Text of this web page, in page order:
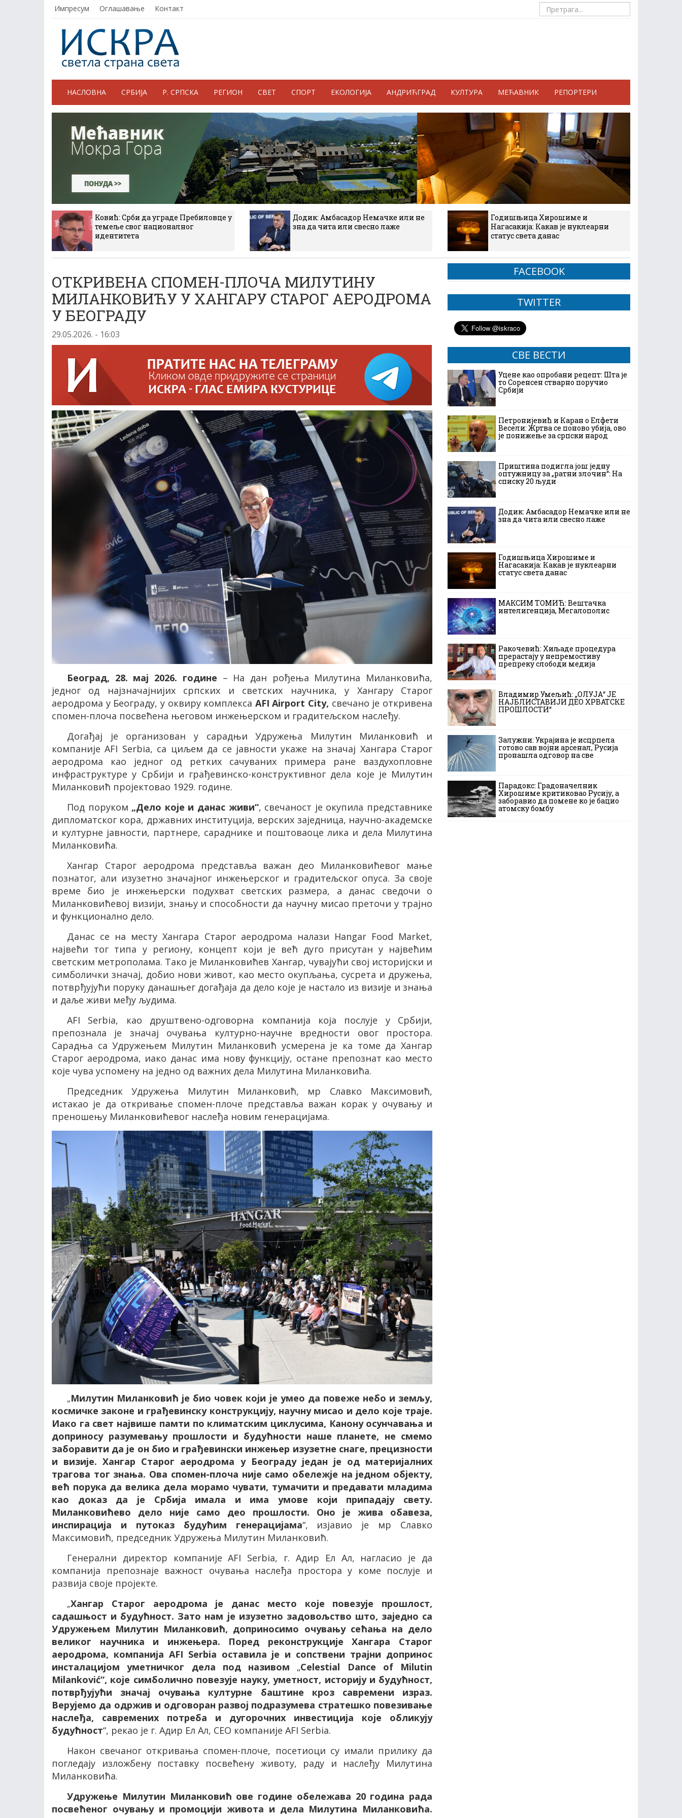
Импресум Оглашавање Контакт
НАСЛОВНА СРБИЈА Р. СРПСКА РЕГИОН СВЕТ СПОРТ ЕКОЛОГИЈА АНДРИЋГРАД КУЛТУРА МЕЋАВНИК РЕПОРТЕРИ
Ковић: Срби да уграде Пребиловце у
темеље свог националног
идентитета
Додик: Амбасадор Немачке или не
зна да чита или свесно лаже
Годишњица Хирошиме и
Нагасакија: Какав је нуклеарни
статус света данас
ОТКРИВЕНА СПОМЕН-ПЛОЧА МИЛУТИНУ
МИЛАНКОВИЋУ У ХАНГАРУ СТАРОГ АЕРОДРОМА
У БЕОГРАДУ
29.05.2026. - 16:03
Београд, 28. мај 2026. године – На дан рођења Милутина Миланковића,
једног од најзначајнијих српских и светских научника, у Хангару Старог
аеродрома у Београду, у оквиру комплекса AFI Airport City, свечано је откривена
спомен-плоча посвећена његовом инжењерском и градитељском наслеђу.
Догађај је организован у сарадњи Удружења Милутин Миланковић и
компанијеAFI Serbia, са циљем да се јавности укаже на значај Хангара Старог
аеродрома као једног од ретких сачуваних примера ране ваздухопловне
инфраструктуре у Србији и грађевинско-конструктивног дела које је Милутин
Миланковић пројектовао 1929. године.
Под поруком „Дело које и данас живи“, свечаност је окупила представнике
дипломатског кора, државних институција, верских заједница, научно-академске
и културне јавности, партнере, сараднике и поштоваоце лика и дела Милутина
Миланковића.
Хангар Старог аеродрома представља важан део Миланковићевог мање
познатог, али изузетно значајног инжењерског и градитељског опуса. За своје
време био је инжењерски подухват светских размера, а данас сведочи о
Миланковићевој визији, знању и способности да научну мисао преточи у трајно
и функционално дело.
Данас се на месту Хангара Старог аеродрома налази Hangar Food Market,
највећи тог типа у региону, концепт који је већ дуго присутан у највећим
светским метрополама. Тако је Миланковићев Хангар, чувајући свој историјски и
симболички значај, добио нови живот, као место окупљања, сусрета и дружења,
потврђујући поруку данашњег догађаја да дело које је настало из визије и знања
и даље живи међу људима.
AFI Serbia, као друштвено-одговорна компанија која послује у Србији,
препознала је значај очувања културно-научне вредности овог простора.
Сарадња са Удружењем Милутин Миланковић усмерена је ка томе да Хангар
Старог аеродрома, иако данас има нову функцију, остане препознат као место
које чува успомену на једно од важних дела Милутина Миланковића.
Председник Удружења Милутин Миланковић, мр Славко Максимовић,
истакао је да откривање спомен-плоче представља важан корак у очувању и
преношењу Миланковићевог наслеђа новим генерацијама.
„Милутин Миланковић је био човек који је умео да повеже небо и земљу,
космичке законе и грађевинску конструкцију, научну мисао и дело које траје.
Иако га свет највише памти по климатским циклусима, Канону осунчавања и
доприносу разумевању прошлости и будућности наше планете, не смемо
заборавити да је он био и грађевински инжењер изузетне снаге, прецизности
и визије. Хангар Старог аеродрома у Београду један је од материјалних
трагова тог знања. Ова спомен-плоча није само обележје на једном објекту,
већ порука да велика дела морамо чувати, тумачити и предавати младима
као доказ да је Србија имала и има умове који припадају свету.
Миланковићево дело није само део прошлости. Оно је жива обавеза,
инспирација и путоказ будућим генерацијама“, изјавио је мр Славко
Максимовић, председник Удружења Милутин Миланковић.
Генерални директор компанијеAFI Serbia, г. Адир Ел Ал, нагласио је да
компанија препознаје важност очувања наслеђа простора у коме послује и
развија своје пројекте.
„Хангар Старог аеродрома је данас место које повезује прошлост,
садашњост и будућност. Зато нам је изузетно задовољство што, заједно са
Удружењем Милутин Миланковић, доприносимо очувању сећања на дело
великог научника и инжењера. Поред реконструкције Хангара Старог
аеродрома, компанија AFI Serbia оставила је и сопствени трајни допринос
инсталацијом уметничког дела под називом „Celestial Dance of
Milutin
Milanković“, које симболично повезује науку, уметност, историју и будућност,
потврђујући значај очувања културне баштине кроз савремени израз.
Верујемо да одржив и одговоран развој подразумева стратешко повезивање
наслеђа, савремених потреба и дугорочних инвестиција које обликују
будућност“, рекао је г. Адир Ел Ал, CEO компаније AFI Serbia.
Након свечаног откривања спомен-плоче, посетиоци су имали прилику да
погледају изложбену поставку посвећену животу, раду и наслеђу Милутина
Миланковића.
Удружење Милутин Миланковић ове године обележава 20 година рада
посвећеног очувању и промоцији живота и дела Милутина Миланковића.
FACEBOOK
TWITTER
СВЕ ВЕСТИ
Уцене као опробани рецепт: Шта је
то Соренсен стварно поручио
Србији
Петронијевић и Каран о Елфети
Весели: Жртва се поново убија, ово
је понижење за српски народ
Приштина подигла још једну
оптужницу за „ратни злочин“: На
списку 20 људи
Додик: Амбасадор Немачке или не
зна да чита или свесно лаже
Годишњица Хирошиме и
Нагасакија: Какав је нуклеарни
статус света данас
МАКСИМ ТОМИЋ: Вештачка
интелигенција, Мегалополис
Ракочевић: Хиљаде процедура
прерастају у непремостиву
препреку слободи медија
Владимир Умељић: „ОЛУЈА“ ЈЕ
НАЈБЛИСТАВИЈИ ДЕО ХРВАТСКЕ
ПРОШЛОСТИ“
Залужни: Украјина је исцрпела
готово сав војни арсенал, Русија
пронашла одговор на све
Парадокс: Градоначелник
Хирошиме критиковао Русију, а
заборавио да помене ко је бацио
атомску бомбу